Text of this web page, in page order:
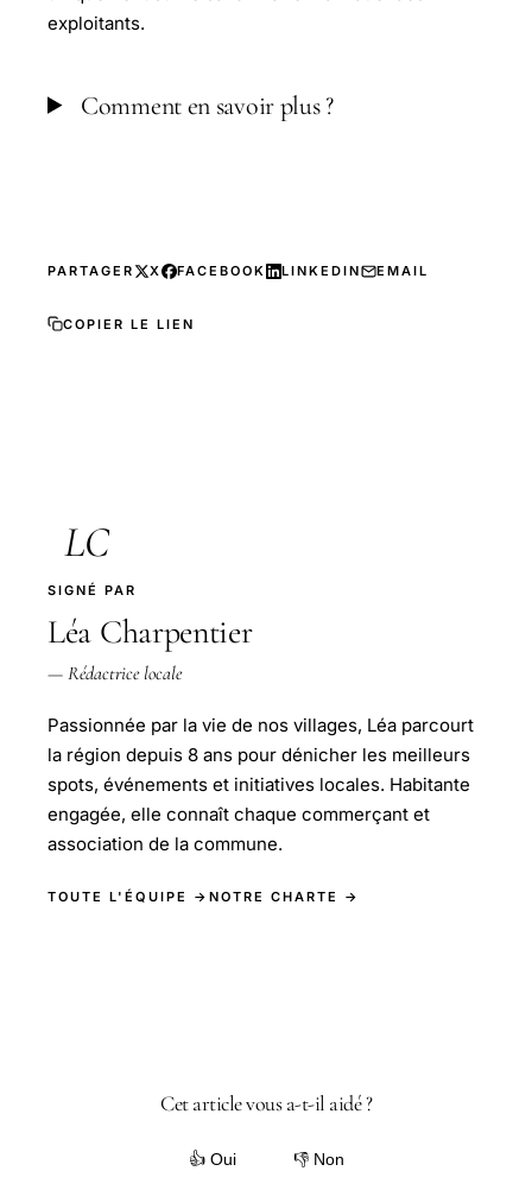
exploitants.
Comment en savoir plus ?
PARTAGER X FACEBOOK LINKEDIN EMAIL
COPIER LE LIEN
LC
SIGNÉ PAR
Léa Charpentier
— Rédactrice locale
Passionnée par la vie de nos villages, Léa parcourt
la région depuis 8 ans pour dénicher les meilleurs
spots, événements et initiatives locales. Habitante
engagée, elle connaît chaque commerçant et
association de la commune.
TOUTE L'ÉQUIPE → NOTRE CHARTE →
Cet article vous a-t-il aidé ?
👍 Oui 👎 Non